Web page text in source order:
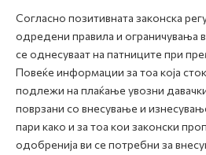
Business community
E-Customs
Media center
Contact
Согласно позитивната законска
одредени правила и ограничувања
се однесуваат на патниците при
Повеќе информации за тоа која
подлежи на плаќање увозни
поврзани со внесување и
пари како и за тоа кои законски
одобренија ви се потребни за